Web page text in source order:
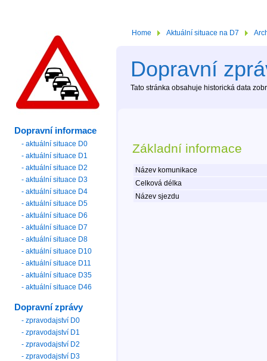
Home Aktuální situace na D7
Dopravní
Tato stránka obsahuje historická data
Základní informace
Název komunikace
Celková délka
Název sjezdu
Dopravní informace
- aktuální situace D0
- aktuální situace D1
- aktuální situace D2
- aktuální situace D3
- aktuální situace D4
- aktuální situace D5
- aktuální situace D6
- aktuální situace D7
- aktuální situace D8
- aktuální situace D10
- aktuální situace D11
- aktuální situace D35
- aktuální situace D46
Dopravní zprávy
- zpravodajství D0
- zpravodajství D1
- zpravodajství D2
- zpravodajství D3